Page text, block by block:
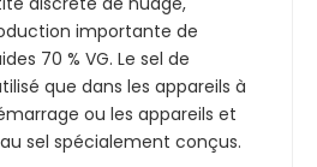
importante de
70 % VG. Le sel de
que dans les appareils à
ou les appareils et
sel spécialement conçus.